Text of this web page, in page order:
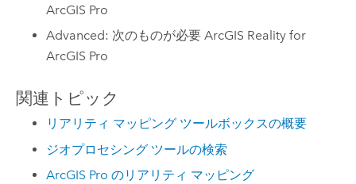
ArcGIS Pro
Advanced: 次のものが必要 ArcGIS Reality for
ArcGIS Pro
関連トピック
リアリティ マッピング ツールボックスの概要
ジオプロセシング ツールの検索
ArcGIS Pro のリアリティ マッピング